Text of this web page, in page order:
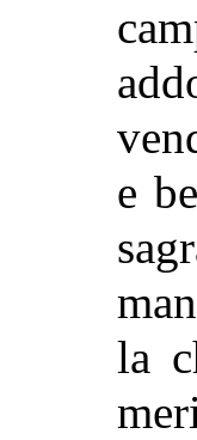
e
la